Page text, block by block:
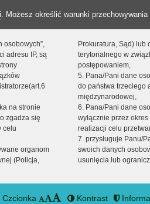
. Możesz określić warunki
osobowych”,
adresu IP, są
na stronie
zgadza się
celu
organom
(Policja,
Prokuratura, Sąd) lub
terytorialnego w
postępowaniem,
5. Pana/Pani dane
do państwa trzeciego
międzynarodowej,
6. Pana/Pani dane
wyłącznie przez
realizacji celu
7. przysługuje Panu/
swoich danych
usunięcia lub
Czcionka Kontrast